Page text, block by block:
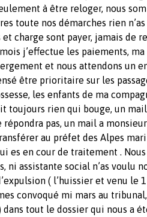
à être reloger, nous
toute nos démarches rien
charge sont payer, jamais de
j’effectue les paiements,
et nous attendons un
être prioritaire sur les
les enfants de ma
toujours rien qui bouge, un
pas, un mail a
au préfet des Alpes
es en cour de traitement .
ni assistante social n’as voulu
( l’huissier et venu le
convoqué mi mars au
tout le dossier qui nous a